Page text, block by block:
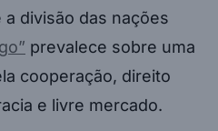
divisão das nações
prevalece sobre uma
cooperação, direito
e livre mercado.